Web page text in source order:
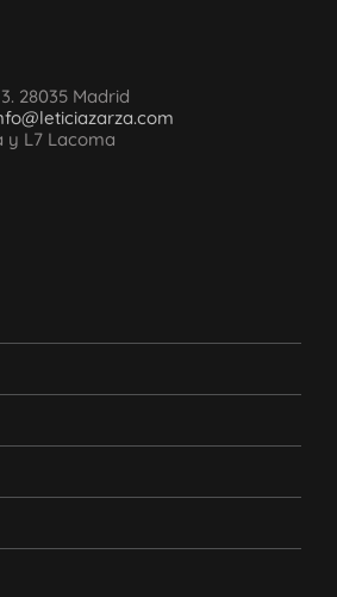
28035 Madrid
y L7 Lacoma